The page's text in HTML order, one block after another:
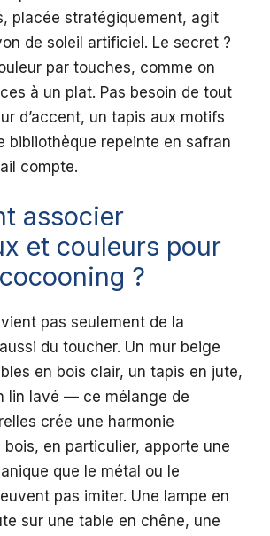
placée stratégiquement, agit
de soleil artificiel. Le secret ?
par touches, comme on
à un plat. Pas besoin de tout
d’accent, un tapis aux motifs
bibliothèque repeinte en safran
compte.
associer
et couleurs pour
?
pas seulement de la
du toucher. Un mur beige
en bois clair, un tapis en jute,
lin lavé — ce mélange de
crée une harmonie
bois, en particulier, apporte une
que le métal ou le
pas imiter. Une lampe en
sur une table en chêne, une